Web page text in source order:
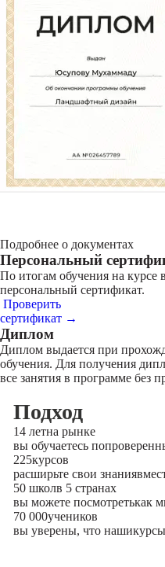
Подробнее о документах
Персональный
По итогам обучения на курсе
персональный сертификат.
Проверить
сертификат →
Диплом
Диплом выдается при
обучения. Для получения
все занятия в программе без
Подход
14 летна рынке
вы обучаетесь по
225курсов
расширьте свои знания
50 школв 5 странах
вы можете посмотретькак
70 000учеников
вы уверены, что наши